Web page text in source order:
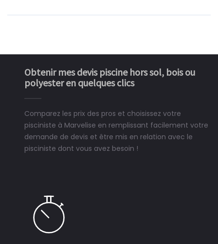
Obtenir mes devis piscine hors sol, bois ou
polyester en quelques clics
Comparez les prix des pros et choisissez votre
pisciniste à Marvelise en remplissant facilement votre
demande de devis et être mis en relation avec le
pisciniste dont vous avez besoin !